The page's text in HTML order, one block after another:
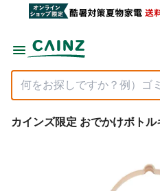
カインズ限定 おでかけボト